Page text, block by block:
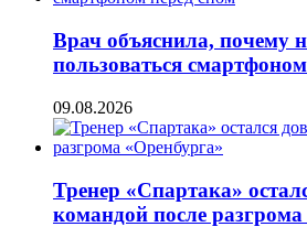
Врач объяснила, почему
пользоваться
09.08.2026
Тренер «Спартака»
командой после